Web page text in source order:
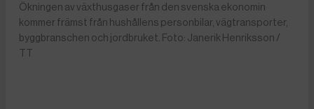
Ökningen av växthusgaser från den svenska ekonomin
kommer främst från hushållens personbilar, vägtransporter,
byggbranschen och jordbruket. Foto: Janerik Henriksson /
TT